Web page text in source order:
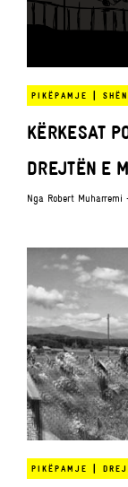
PIKËPAMJE |
KËRKESAT
DREJTËN E
Nga Robert Muharremi
PIKËPAMJE |